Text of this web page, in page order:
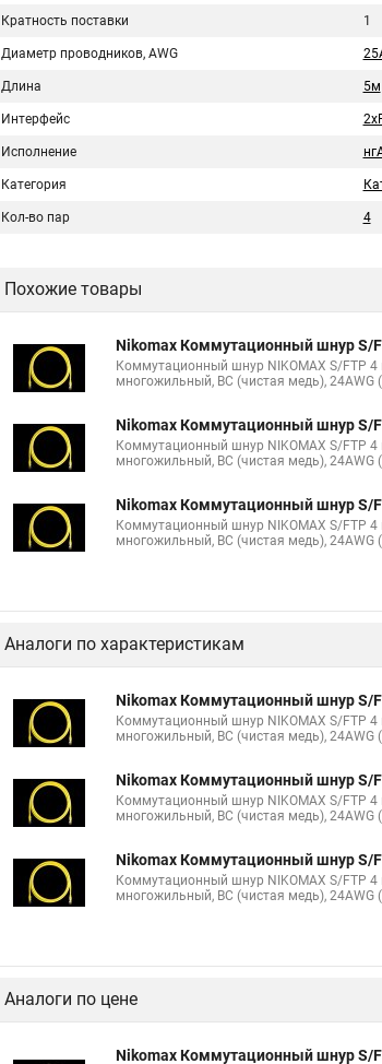
Кратность поставки 1
Диаметр проводников, AWG
Длина 5м
Интерфейс
Исполнение
Категория
Кол-во пар 4
Похожие товары
Nikomax Коммутационный шнур S/
Коммутационный шнур NIKOMAX S/FTP 4
многожильный, BC (чистая медь), 24AWG
Nikomax Коммутационный шнур S/
Коммутационный шнур NIKOMAX S/FTP 4
многожильный, BC (чистая медь), 24AWG
Nikomax Коммутационный шнур S/
Коммутационный шнур NIKOMAX S/FTP 4
многожильный, BC (чистая медь), 24AWG
Аналоги по характеристикам
Nikomax Коммутационный шнур S/
Коммутационный шнур NIKOMAX S/FTP 4
многожильный, BC (чистая медь), 24AWG
Nikomax Коммутационный шнур S/
Коммутационный шнур NIKOMAX S/FTP 4
многожильный, BC (чистая медь), 24AWG
Nikomax Коммутационный шнур S/
Коммутационный шнур NIKOMAX S/FTP 4
многожильный, BC (чистая медь), 24AWG
Аналоги по цене
Nikomax Коммутационный шнур S/